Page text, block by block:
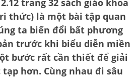
trang 32 sách giáo khoa
thức) là một bài tập quan
ta biến đổi bất phương
trước khi biểu diễn miền
bước rất cần thiết để giải
hơn. Cùng nhau đi sâu